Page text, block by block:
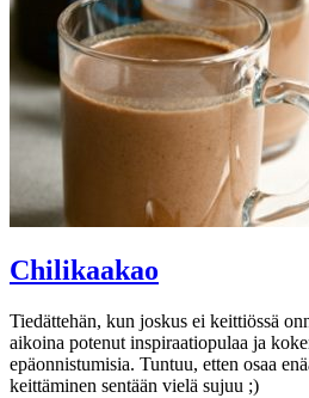
Chilikaakao
Tiedättehän, kun joskus ei keittiössä
aikoina potenut inspiraatiopulaa ja
epäonnistumisia. Tuntuu, etten osaa
keittäminen sentään vielä sujuu ;)